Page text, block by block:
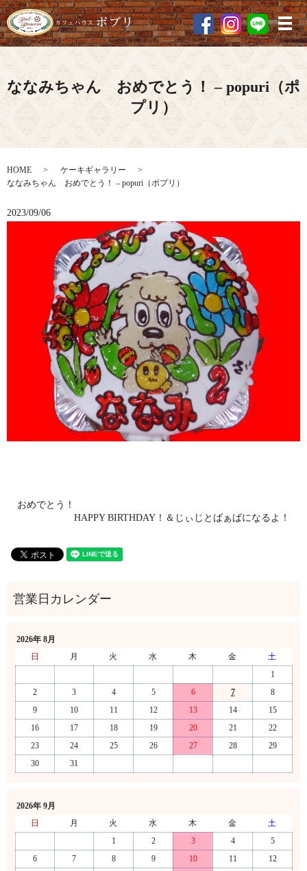
メ
ななみちゃん おめでとう！ – popuri（ポ
プリ）
HOME
ケーキギャラリー
ななみちゃん おめでとう！ – popuri（ポプリ）
2023/09/06
おめでとう！
HAPPY BIRTHDAY！＆じぃじとばぁばになるよ！
2026年 8月
日
月 火 水 木 金
土
1
2
3 4 5 6 7
8
9
10 11 12 13 14
15
16
17 18 19 20 21
22
23
24 25 26 27 28
29
30
31
2026年 9月
日
月 火 水 木 金
土
1
2 3 4
5
6
7 8 9 10 11
12